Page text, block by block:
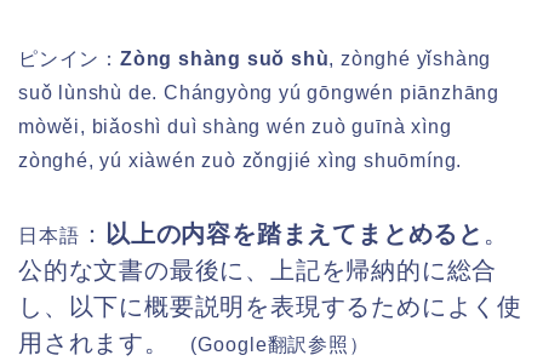
ピンイン ：Zòng shàng suǒ shù, zònghé yǐshàng
suǒ lùnshù de. Chángyòng yú gōngwén piānzhāng
mòwěi, biǎoshì duì shàng wén zuò guīnà xìng
zònghé, yú xiàwén zuò zǒngjié xìng shuōmíng.
日本語 ： 以上の内容を踏まえてまとめると 。
公的な文書の最後に、上記を帰納的に総合
し、以下に概要説明を表現するためによく使
用されます。
(Google翻訳参照）